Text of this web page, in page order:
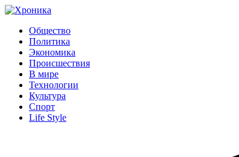
Общество
Политика
Экономика
Происшествия
В мире
Технологии
Культура
Спорт
Life Style